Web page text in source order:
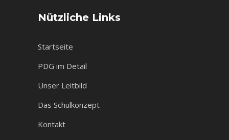
Nützliche Links
Startseite
PDG im Detail
Unser Leitbild
Das Schulkonzept
Kontakt